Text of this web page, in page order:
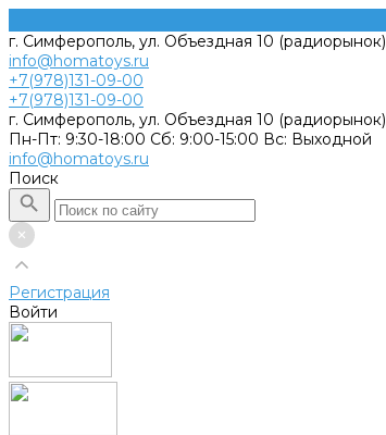
г. Симферополь, ул. Объездная 10 (радиорынок)
info@homatoys.ru
+7(978)131-09-00
+7(978)131-09-00
г. Симферополь, ул. Объездная 10 (радиорынок)
Пн-Пт: 9:30-18:00 Cб: 9:00-15:00 Вс: Выходной
info@homatoys.ru
Поиск
Регистрация
Войти